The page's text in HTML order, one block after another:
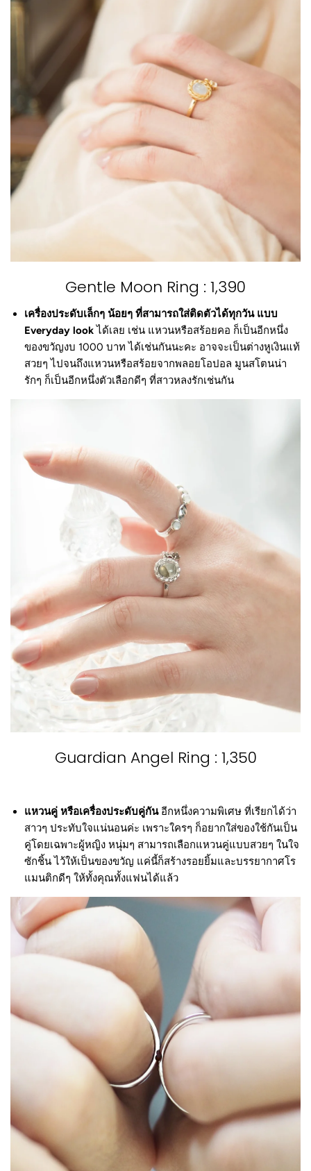
Gentle Moon Ring : 1,390
เครื่องประดับเล็กๆ น้อยๆ ที่สามารถใส่ติดตัวได้ทุกวัน แบบ
Everyday look ได้เลย เช่น แหวนหรือสร้อยคอ ก็เป็นอีกหนึ่ง
ของขวัญงบ 1000 บาท ได้เช่นกันนะคะ อาจจะเป็นต่างหูเงินแท้
สวยๆ ไปจนถึงแหวนหรือสร้อยจากพลอยโอปอล มูนสโตนน่า
รักๆ ก็เป็นอีกหนึ่งตัวเลือกดีๆ ที่สาวหลงรักเช่นกัน
Guardian Angel Ring : 1,350
แหวนคู่ หรือเครื่องประดับคู่กันอีกหนึ่งความพิเศษ ที่เรียกได้ว่า
สาวๆ ประทับใจแน่นอนค่ะ เพราะใครๆ ก็อยากใส่ของใช้กันเป็น
คู่โดยเฉพาะผู้หญิง หนุ่มๆ สามารถเลือกแหวนคู่แบบสวยๆ ในใจ
ซักชิ้น ไว้ให้เป็นของขวัญ แค่นี้ก็สร้างรอยยิ้มและบรรยากาศโร
แมนติกดีๆ ให้ทั้งคุณทั้งแฟนได้แล้ว